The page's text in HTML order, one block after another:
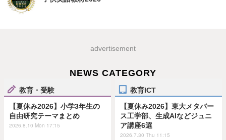
advertisement
NEWS CATEGORY
教育・受験
【夏休み2026】小学3年生の
自由研究テーマまとめ
2026.8.10 Mon 17:15
教育ICT
【夏休み2026】東大メタバー
ス工学部、生成AIなどジュニ
ア講座6選
2026.7.30 Thu 11:15